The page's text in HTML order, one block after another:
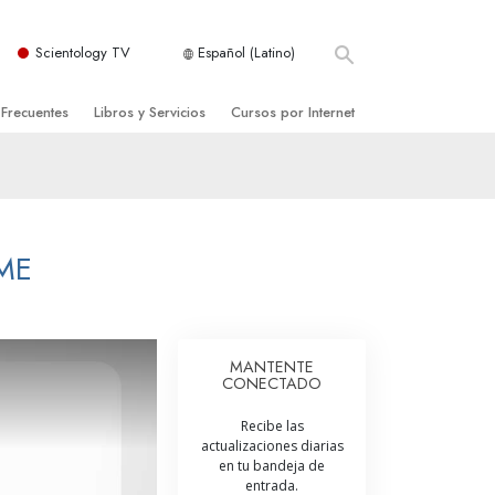
Scientology TV Español (Latino)
de Scientology
Libros y Servicios
Introductorias
Iniciales
Cursos por Internet
Ayudas para Enfermedades y Lesiones
La Integridad y la Honestidad
La Escala Tonal Emocional
MANTENTE
CONECTADO
Recibe las
actualizaciones diarias
en tu bandeja de
entrada.